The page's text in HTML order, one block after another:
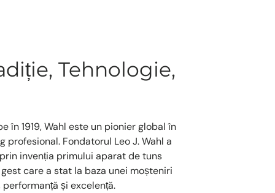
Tehnologie,
în 1919, Wahl este un pionier global în
profesional. Fondatorul Leo J. Wahl a
invenția primului aparat de tuns
care a stat la baza unei moșteniri
și excelență.